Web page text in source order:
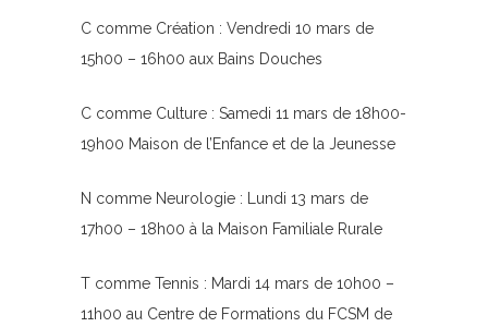
C comme Création : Vendredi 10 mars de
15h00 – 16h00 aux Bains Douches
C comme Culture : Samedi 11 mars de 18h00-
19h00 Maison de l’Enfance et de la Jeunesse
N comme Neurologie : Lundi 13 mars de
17h00 – 18h00 à la Maison Familiale Rurale
T comme Tennis : Mardi 14 mars de 10h00 –
11h00 au Centre de Formations du FCSM de